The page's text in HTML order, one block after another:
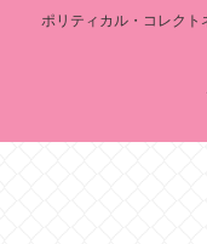
ポリティカル・コレクト